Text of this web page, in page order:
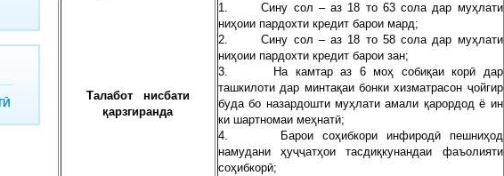
Талабот
нисбати
қарзгиранда
1. Сину сол – аз 18 то 63 сола дар муҳлати
ниҳоии пардохти кредит барои мард;
2. Сину сол – аз 18 то 58 сола дар муҳлати
ниҳоии пардохти кредит барои зан;
3. На камтар аз 6 моҳ собиқаи корӣ дар
ташкилоти дар минтақаи бонки хизматрасон ҷойгир
буда бо назардошти муҳлати амали қарордод ё ин
ки шартномаи меҳнатӣ;
4. Барои соҳибкори инфиродӣ пешниҳод
намудани ҳуҷҷатҳои тасдиқкунандаи фаъолияти
соҳибкорӣ;